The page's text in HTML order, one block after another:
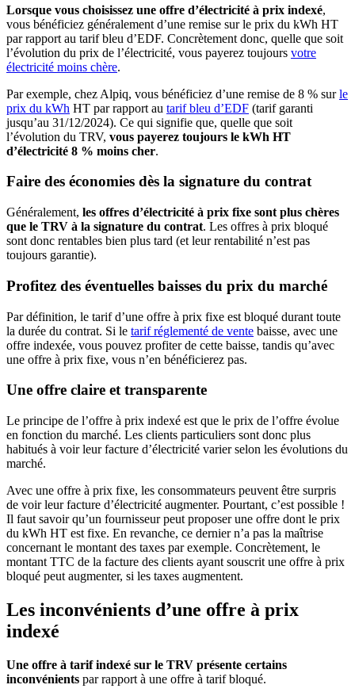
Lorsque vous choisissez une offre d’électricité à prix indexé,
vous bénéficiez généralement d’une remise sur le prix du kWh HT
par rapport au tarif bleu d’EDF. Concrètement donc, quelle que soit
l’évolution du prix de l’électricité, vous payerez toujours votre
électricité moins chère.
Par exemple, chez Alpiq, vous bénéficiez d’une remise de 8 % surle
prix du kWh HT par rapport au tarif bleu d’EDF (tarif garanti
jusqu’au 31/12/2024). Ce qui signifie que, quelle que soit
l’évolution du TRV, vous payerez toujours le kWh HT
d’électricité 8 % moins cher.
Faire des économies dès la signature du contrat
Généralement, les offres d’électricité à prix fixe sont plus chères
que le TRV à la signature du contrat. Les offres à prix bloqué
sont donc rentables bien plus tard (et leur rentabilité n’est pas
toujours garantie).
Profitez des éventuelles baisses du prix du marché
Par définition, le tarif d’une offre à prix fixe est bloqué durant toute
la durée du contrat. Si le tarif réglementé de vente baisse, avec une
offre indexée, vous pouvez profiter de cette baisse, tandis qu’avec
une offre à prix fixe, vous n’en bénéficierez pas.
Une offre claire et transparente
Le principe de l’offre à prix indexé est que le prix de l’offre évolue
en fonction du marché. Les clients particuliers sont donc plus
habitués à voir leur facture d’électricité varier selon les évolutions du
marché.
Avec une offre à prix fixe, les consommateurs peuvent être surpris
de voir leur facture d’électricité augmenter. Pourtant, c’est possible !
Il faut savoir qu’un fournisseur peut proposer une offre dont le prix
du kWh HT est fixe. En revanche, ce dernier n’a pas la maîtrise
concernant le montant des taxes par exemple. Concrètement, le
montant TTC de la facture des clients ayant souscrit une offre à prix
bloqué peut augmenter, si les taxes augmentent.
Les inconvénients d’une offre à prix
indexé
Une offre à tarif indexé sur le TRV présente certains
inconvénients par rapport à une offre à tarif bloqué.